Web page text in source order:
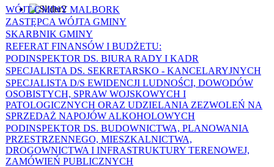
WÓJT GMINY MALBORK
ZASTĘPCA WÓJTA GMINY
SKARBNIK GMINY
REFERAT FINANSÓW I BUDŻETU:
PODINSPEKTOR DS. BIURA RADY I KADR
SPECJALISTA DS. SEKRETARSKO - KANCELARYJNYCH
SPECJALISTA D/S EWIDENCJI LUDNOŚCI, DOWODÓW
OSOBISTYCH, SPRAW WOJSKOWYCH I
PATOLOGICZNYCH ORAZ UDZIELANIA ZEZWOLEŃ NA
SPRZEDAŻ NAPOJÓW ALKOHOLOWYCH
PODINSPEKTOR DS. BUDOWNICTWA, PLANOWANIA
PRZESTRZENNEGO, MIESZKALNICTWA,
DROGOWNICTWA I INFRASTRUKTURY TERENOWEJ,
ZAMÓWIEŃ PUBLICZNYCH